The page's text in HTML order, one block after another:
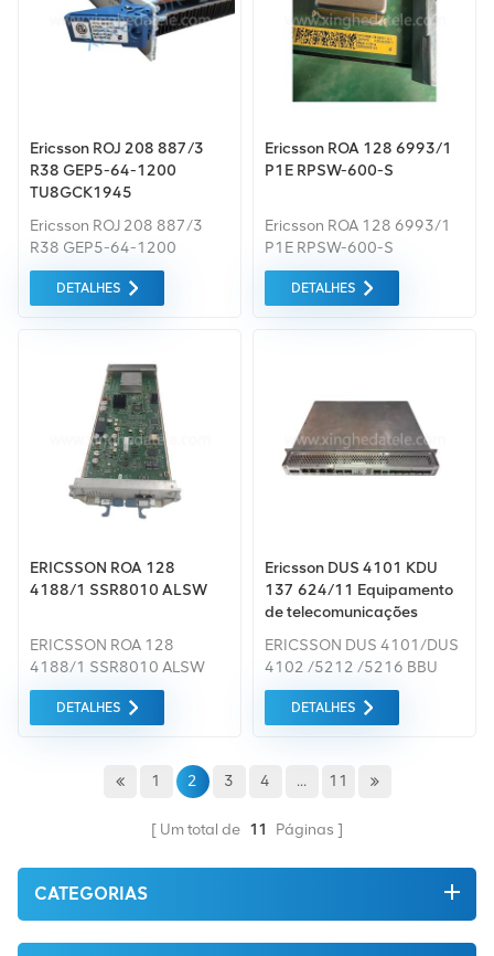
possível.
fornecido ao melhor preço
possível.
Ericsson ROJ 208 887/3
R38 GEP5-64-1200
TU8GCK1945
Ericsson ROJ 208 887/3
R38 GEP5-64-1200
TU8GCK1945
DETALHES
Ericsson ROA 128 6993/1
P1E RPSW-600-S
Ericsson ROA 128 6993/1
P1E RPSW-600-S
DETALHES
ERICSSON ROA 128
4188/1 SSR8010 ALSW
ERICSSON ROA 128
4188/1 SSR8010 ALSW
DETALHES
Ericsson DUS 4101 KDU
137 624/11 Equipamento
de telecomunicações
ERICSSON DUS 4101/DUS
4102 /5212 /5216 BBU
Ericsson DUS 4101 / DUS
4102 / 5212 / 5216 BBU
DETALHES
1 2 3 4 ... 11
Um total de 11 Páginas
CATEGORIAS